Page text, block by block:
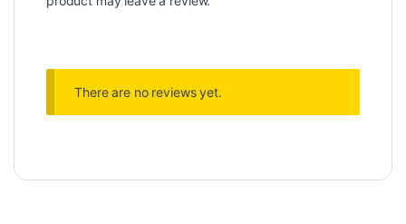
There are no reviews yet.